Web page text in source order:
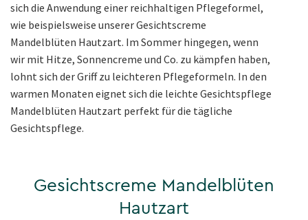
sich die Anwendung einer reichhaltigen Pflegeformel,
wie beispielsweise unserer Gesichtscreme
Mandelblüten Hautzart. Im Sommer hingegen, wenn
wir mit Hitze, Sonnencreme und Co. zu kämpfen haben,
lohnt sich der Griff zu leichteren Pflegeformeln. In den
warmen Monaten eignet sich die leichte Gesichtspflege
Mandelblüten Hautzart perfekt für die tägliche
Gesichtspflege.
Gesichtscreme Mandelblüten
Hautzart